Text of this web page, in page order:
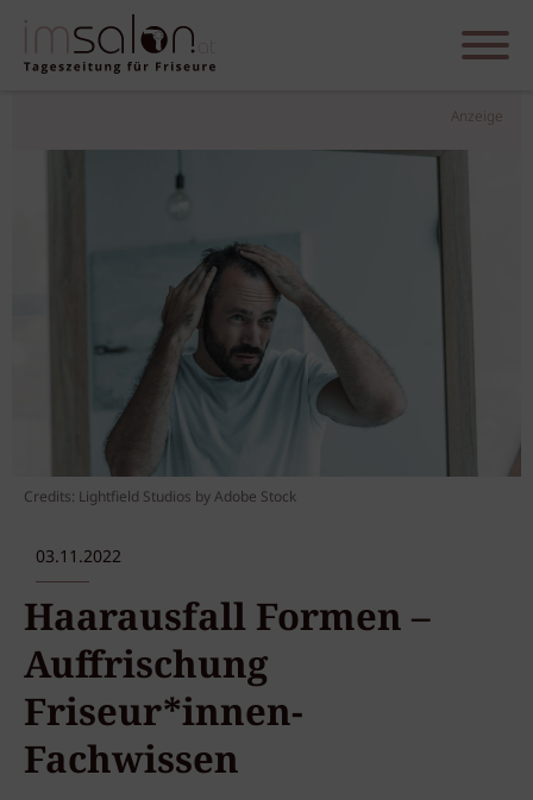
Anzeige
Credits: Lightfield Studios by Adobe Stock
03.11.2022
Haarausfall Formen –
Auffrischung
Friseur*innen-
Fachwissen